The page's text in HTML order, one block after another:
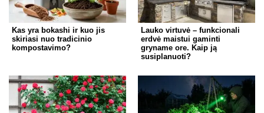
Kas yra bokashi ir kuo jis
skiriasi nuo tradicinio
kompostavimo?
Lauko virtuvė – funkcionali
erdvė maistui gaminti
gryname ore. Kaip ją
susiplanuoti?